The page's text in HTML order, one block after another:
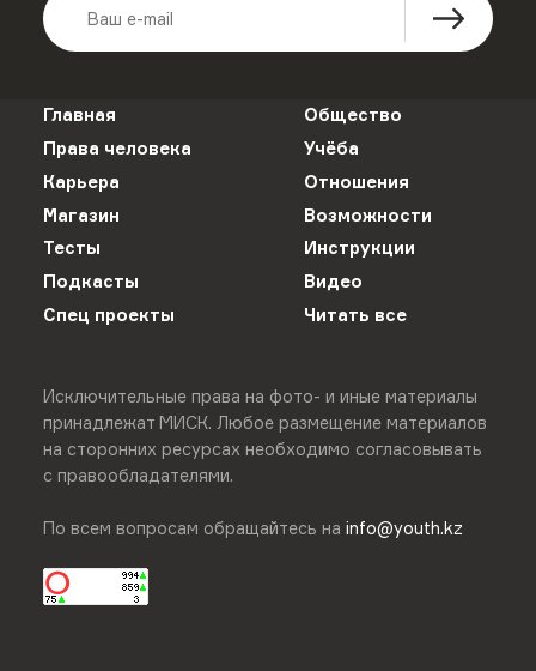
Главная
Общество
Права человека
Учёба
Карьера
Отношения
Магазин
Возможности
Тесты
Инструкции
Подкасты
Видео
Спец проекты
Читать все
Исключительные права на фото- и иные материалы
принадлежат МИСК. Любое размещение материалов
на сторонних ресурсах необходимо согласовывать
с правообладателями.
По всем вопросам обращайтесь на info@youth.kz